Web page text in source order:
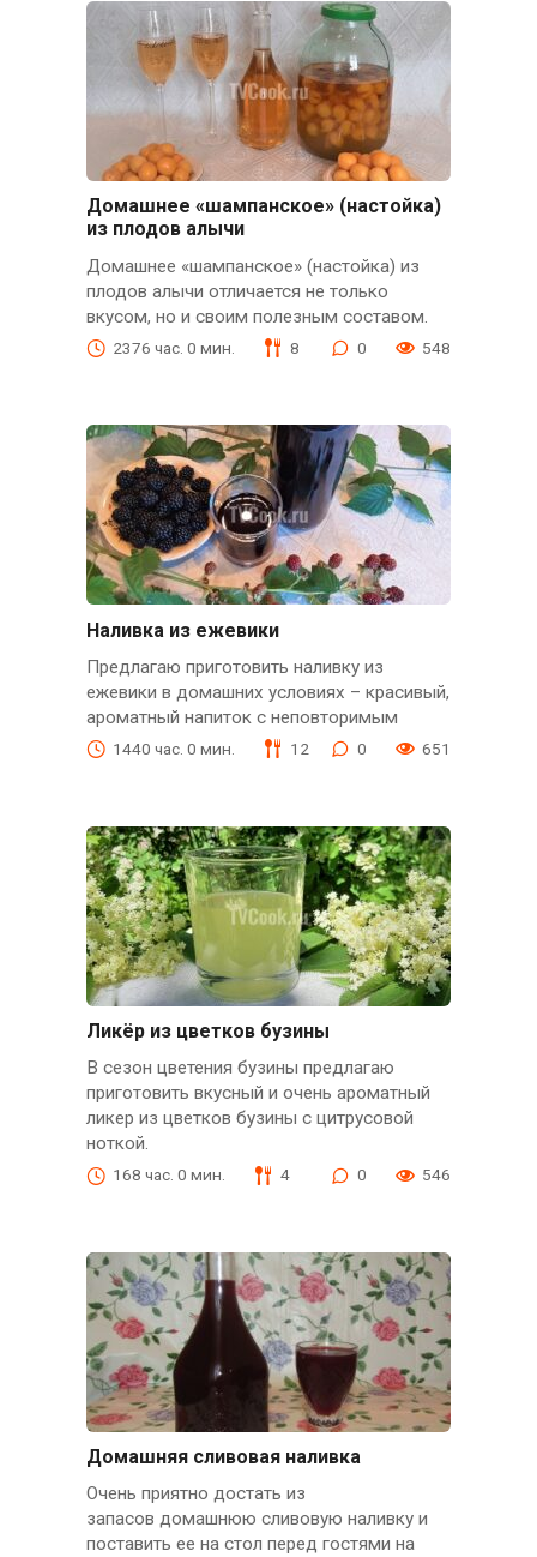
Домашнее «шампанское» (настойка)
из плодов алычи
Домашнее «шампанское» (настойка) из
плодов алычи отличается не только
вкусом, но и своим полезным составом.
2376 час. 0 мин. 8 0 548
Наливка из ежевики
Предлагаю приготовить наливку из
ежевики в домашних условиях – красивый,
ароматный напиток с неповторимым
1440 час. 0 мин. 12 0 651
Ликёр из цветков бузины
В сезон цветения бузины предлагаю
приготовить вкусный и очень ароматный
ликер из цветков бузины с цитрусовой
ноткой.
168 час. 0 мин. 4 0 546
Домашняя сливовая наливка
Очень приятно достать из
запасов домашнюю сливовую наливку и
поставить ее на стол перед гостями на